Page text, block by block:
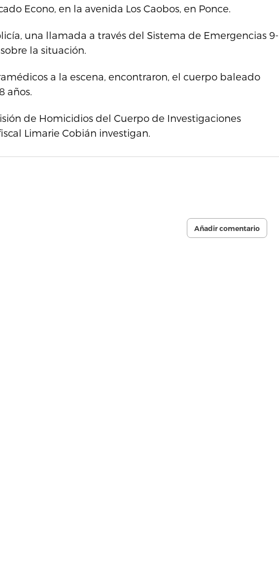
Econo, en la avenida Los Caobos, en Ponce.
una llamada a través del Sistema de Emergencias 9-
la situación.
a la escena, encontraron, el cuerpo baleado
años.
de Homicidios del Cuerpo de Investigaciones
Limarie Cobián investigan.
Añadir comentario